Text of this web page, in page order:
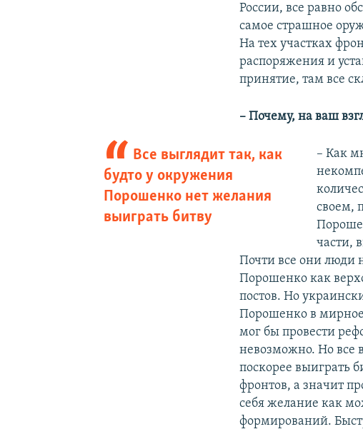
России, все равно
самое страшное
На тех участках
распоряжения и
принятие, там все
– Почему, на ваш
Все выглядит так, как
будто у окружения
Порошенко нет желания
выиграть битву
– Как
своем,
части,
Почти все они люди
Порошенко как
постов. Но
Порошенко в
мог бы провести
невозможно. Но все
поскорее выиграть
фронтов, а значит
себя желание как
формирований.